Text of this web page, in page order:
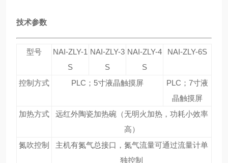
技术参数
型号
NAI-ZLY-1
S
NAI-ZLY-3
S
NAI-ZLY-4
S
NAI-ZLY-6S
控制方式 PLC；5寸液晶触摸屏
PLC；7寸液
晶触摸屏
加热方式
远红外陶瓷加热碗（无明火加热，功耗小效率
高）
氮吹控制
主机有氮气总接口，氮气流量可通过流量计单
独控制